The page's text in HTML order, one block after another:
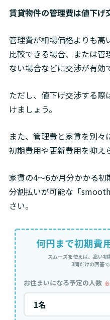
賃貸物件の管理費は値下げ
管理費が相場価格よりも高
比較できる場合、または管
ない場合などに交渉が有効
ただし、値下げ交渉する
けましょう。
また、管理費と家賃を別々
初期費用や更新費用を抑え
家賃の4〜6か月分かかる初
分割払いが可能な「
さい。
何円まで初期費
スムーズを使えば、高い初
3問だけの回答で
お住まいになる予定の人数